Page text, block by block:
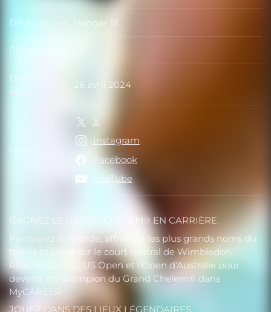
GAGNEZ LE GRAND CHELEM® EN CARRIÈRE
Parcourez le monde, affrontez les plus grands noms du
tennis et jouez sur le court central de Wimbledon,
Roland-Garros, l'US Open et l'Open d'Australie pour
devenir un champion du Grand Chelem® dans
MyCAREER.
JOUEZ DANS DES LIEUX LÉGENDAIRES
Développeur Développeur
Hangar 13
Éditeur
Date de
sortie
Date de sortie
26 avril 2024
Liens Liens
X
Instagram
Facebook
YouTube